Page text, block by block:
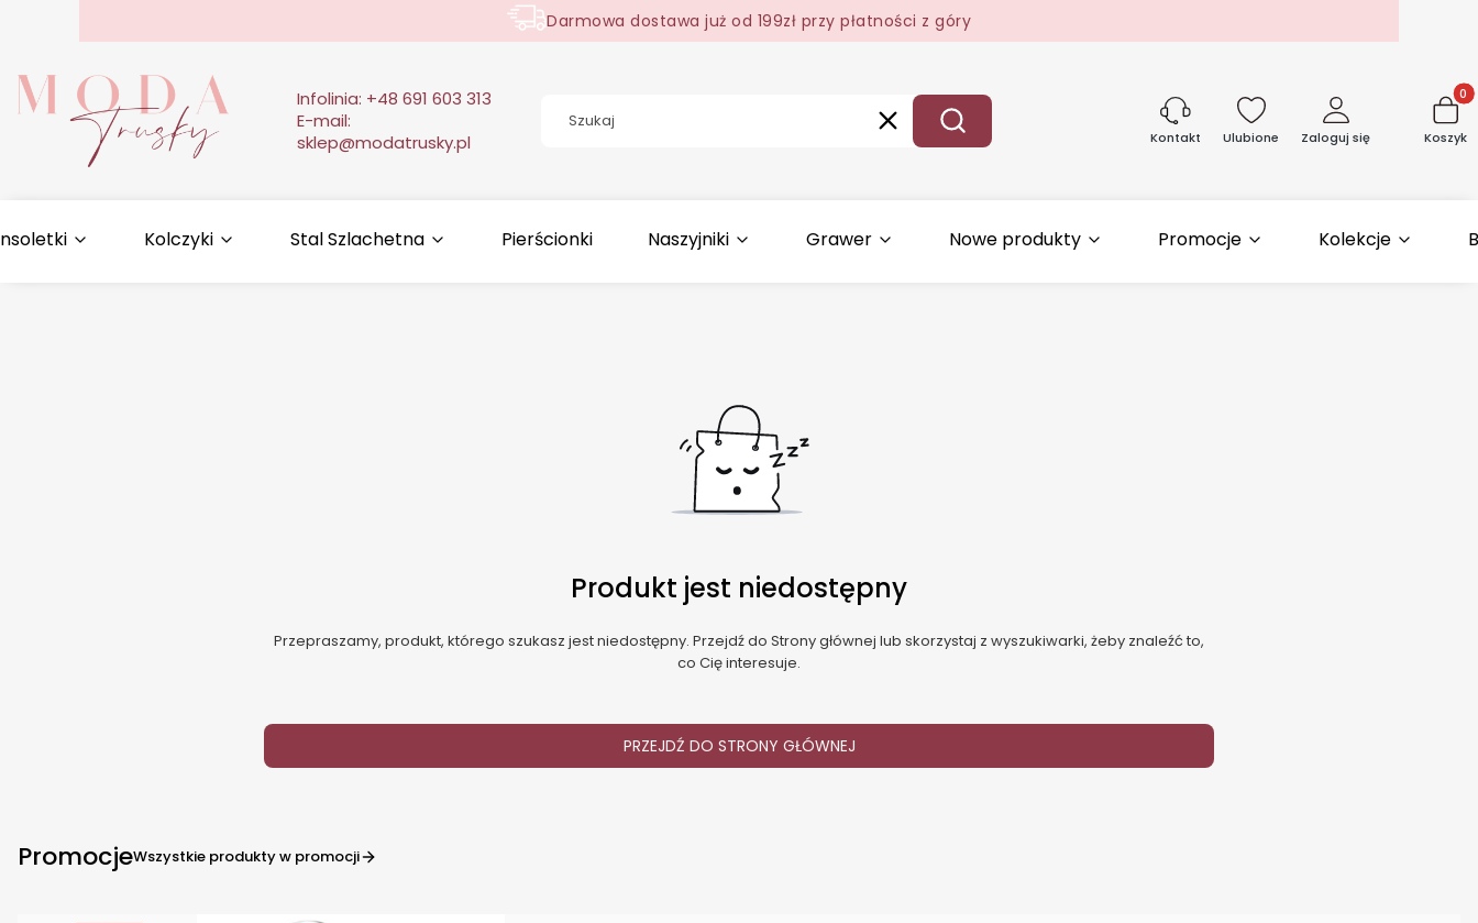
Darmowa dostawa już od 199zł przy płatności z góry
Infolinia: +48 691 603 313
E-mail:
sklep@modatrusky.pl
WyczyśćSzukaj Kontakt Ulubione Zaloguj się Koszyk
Kolczyki Stal Szlachetna Pierścionki Naszyjniki Grawer Nowe produkty Promocje Kolekcje
Produkt jest niedostępny
Przepraszamy, produkt, którego szukasz jest niedostępny. Przejdź do Strony głównej lub skorzystaj z wyszukiwarki, żeby znaleźć to,
co Cię interesuje.
PRZEJDŹ DO STRONY GŁÓWNEJ
PromocjeWszystkie produkty w promocji